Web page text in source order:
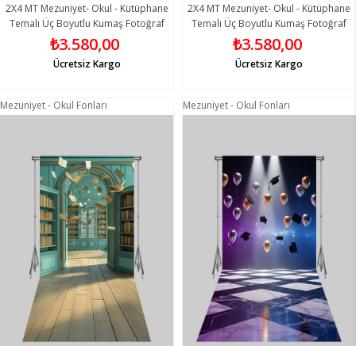
2X4 MT Mezuniyet- Okul - Kütüphane
Temalı Üç Boyutlu Kumaş Fotoğraf
Fonları 13 - Fabric Photography
Backdrop
₺3.580,00
Ücretsiz Kargo
2X4 MT Mezuniyet- Okul - Kütüphane
Temalı Üç Boyutlu Kumaş Fotoğraf
Fonları 14 - Fabric Photography
Backdrop
₺3.580,00
Ücretsiz Kargo
Mezuniyet - Okul Fonları Mezuniyet - Okul Fonları